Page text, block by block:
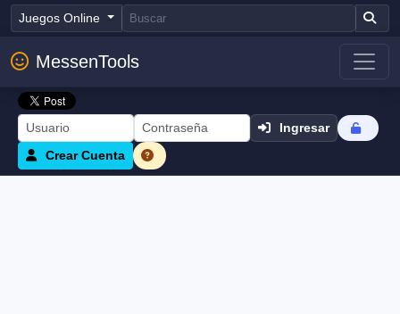
Juegos Online
MessenTools
Ingresar
Crear Cuenta